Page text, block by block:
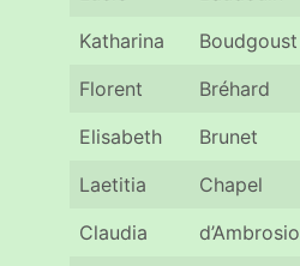
Katharina
Boudgoust
Florent
Bréhard
Elisabeth
Brunet
Laetitia
Chapel
Claudia
d’Ambrosio